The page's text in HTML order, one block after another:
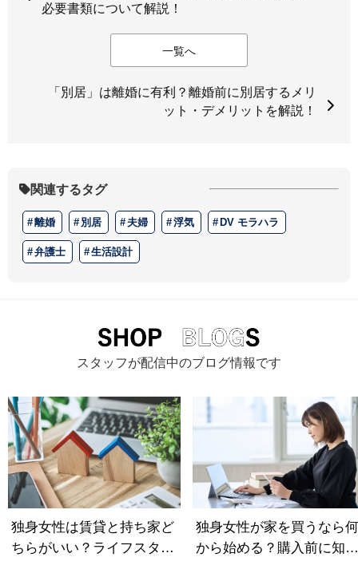
必要書類について解説！
一覧へ
「別居」は離婚に有利？離婚前に別居するメリ
ット・デメリットを解説！
関連するタグ
離婚 別居 夫婦 浮気 DV モラハラ
弁護士 生活設計
スタッフが配信中のブログ情報です